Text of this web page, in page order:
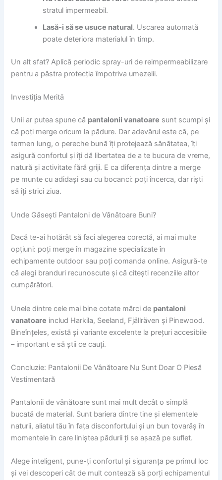
stratul impermeabil.
Lasă-i să se usuce natural. Uscarea automată
poate deteriora materialul în timp.
Un alt sfat? Aplică periodic spray-uri de reimpermeabilizare
pentru a păstra protecția împotriva umezelii.
Investiția Merită
Unii ar putea spune că pantalonii vanatoare sunt scumpi și
că poți merge oricum la pădure. Dar adevărul este că, pe
termen lung, o pereche bună îți protejează sănătatea, îți
asigură confortul și îți dă libertatea de a te bucura de vreme,
natură și activitate fără griji. E ca diferența dintre a merge
pe munte cu adidași sau cu bocanci: poți încerca, dar riști
să îți strici ziua.
Unde Găsești Pantaloni de Vânătoare Buni?
Dacă te-ai hotărât să faci alegerea corectă, ai mai multe
opțiuni: poți merge în magazine specializate în
echipamente outdoor sau poți comanda online. Asigură-te
că alegi branduri recunoscute și că citești recenziile altor
cumpărători.
Unele dintre cele mai bine cotate mărci de pantaloni
vanatoare includ Harkila, Seeland, Fjällräven și Pinewood.
Bineînțeles, există și variante excelente la prețuri accesibile
– important e să știi ce cauți.
Concluzie: Pantalonii De Vânătoare Nu Sunt Doar O Piesă
Vestimentară
Pantalonii de vânătoare sunt mai mult decât o simplă
bucată de material. Sunt bariera dintre tine și elementele
naturii, aliatul tău în fața disconfortului și un bun tovarăș în
momentele în care liniștea pădurii ți se așază pe suflet.
Alege inteligent, pune-ți confortul și siguranța pe primul loc
și vei descoperi cât de mult contează să porți echipamentul